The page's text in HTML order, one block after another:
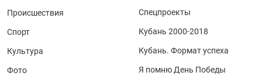
Происшествия
Спорт
Культура
Фото
Спецпроекты
Кубань 2000-2018
Кубань. Формат успеха
Я помню День Победы